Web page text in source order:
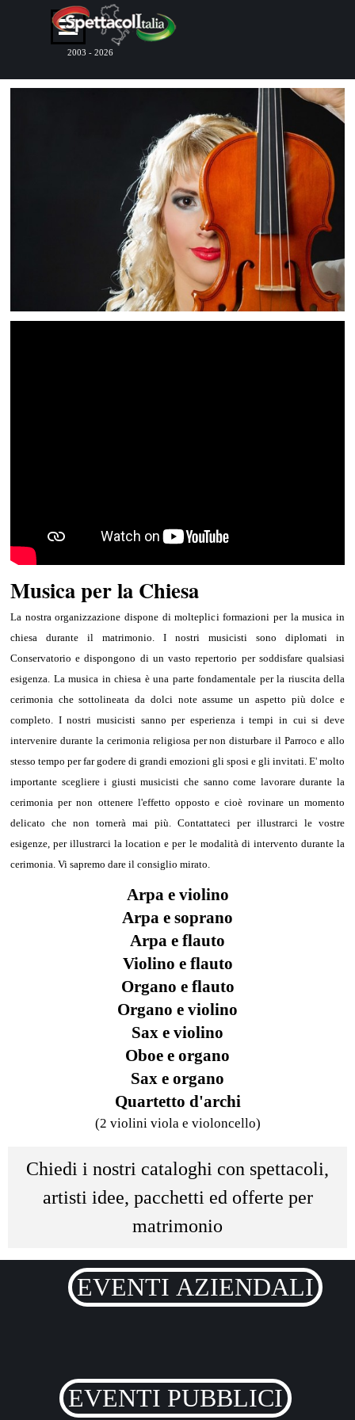
Vai ai contenuti
Salta menù
2003 - 2026
Musica per la Chiesa
La nostra organizzazione dispone di molteplici formazioni per la musica in
chiesa durante il matrimonio. I nostri musicisti sono diplomati in
Conservatorio e dispongono di un vasto repertorio per soddisfare qualsiasi
esigenza. La musica in chiesa è una parte fondamentale per la riuscita della
cerimonia che sottolineata da dolci note assume un aspetto più dolce e
completo. I nostri musicisti sanno per esperienza i tempi in cui si deve
intervenire durante la cerimonia religiosa per non disturbare il Parroco e allo
stesso tempo per far godere di grandi emozioni gli sposi e gli invitati. E' molto
importante scegliere i giusti musicisti che sanno come lavorare durante la
cerimonia per non ottenere l'effetto opposto e cioè rovinare un momento
delicato che non tornerà mai più. Contattateci per illustrarci le vostre
esigenze, per illustrarci la location e per le modalità di intervento durante la
cerimonia. Vi sapremo dare il consiglio mirato.
Arpa e violino
Arpa e soprano
Arpa e flauto
Violino e flauto
Organo e flauto
Organo e violino
Sax e violino
Oboe e organo
Sax e organo
Quartetto d'archi
(2 violini viola e violoncello)
Chiedi i nostri cataloghi con spettacoli,
artisti idee, pacchetti ed offerte per
matrimonio
EVENTI AZIENDALI
EVENTI PUBBLICI